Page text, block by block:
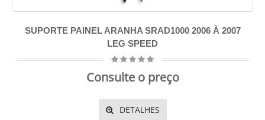
SUPORTE PAINEL ARANHA SRAD1000 2006 À 2007
LEG SPEED
Consulte o preço
DETALHES